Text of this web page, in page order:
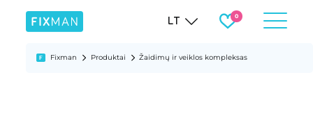
LT
Fixman Produktai Žaidimų ir veiklos kompleksas